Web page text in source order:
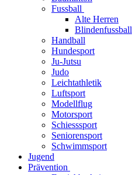
Fussball
Alte Herren
Blindenfussball
Handball
Hundesport
Ju-Jutsu
Judo
Leichtathletik
Luftsport
Modellflug
Motorsport
Schiesssport
Seniorensport
Schwimmsport
Jugend
Prävention